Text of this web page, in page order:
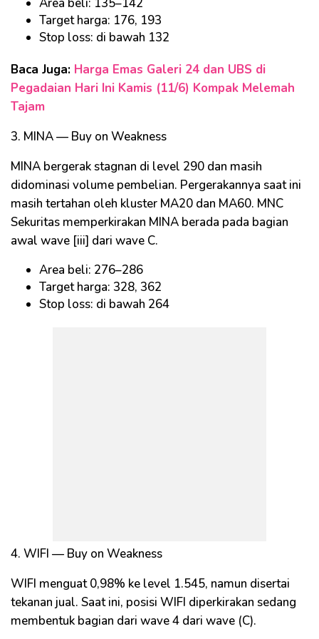
Area beli: 135–142
Target harga: 176, 193
Stop loss: di bawah 132
Baca Juga: Harga Emas Galeri 24 dan UBS di
Pegadaian Hari Ini Kamis (11/6) Kompak Melemah
Tajam
3. MINA — Buy on Weakness
MINA bergerak stagnan di level 290 dan masih
didominasi volume pembelian. Pergerakannya saat ini
masih tertahan oleh kluster MA20 dan MA60. MNC
Sekuritas memperkirakan MINA berada pada bagian
awal wave [iii] dari wave C.
Area beli: 276–286
Target harga: 328, 362
Stop loss: di bawah 264
4. WIFI — Buy on Weakness
WIFI menguat 0,98% ke level 1.545, namun disertai
tekanan jual. Saat ini, posisi WIFI diperkirakan sedang
membentuk bagian dari wave 4 dari wave (C).